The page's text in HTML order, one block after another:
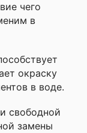
чего
в
окраску
в воде.
свободной
замены